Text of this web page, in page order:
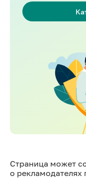
Страница может
о рекламодателях